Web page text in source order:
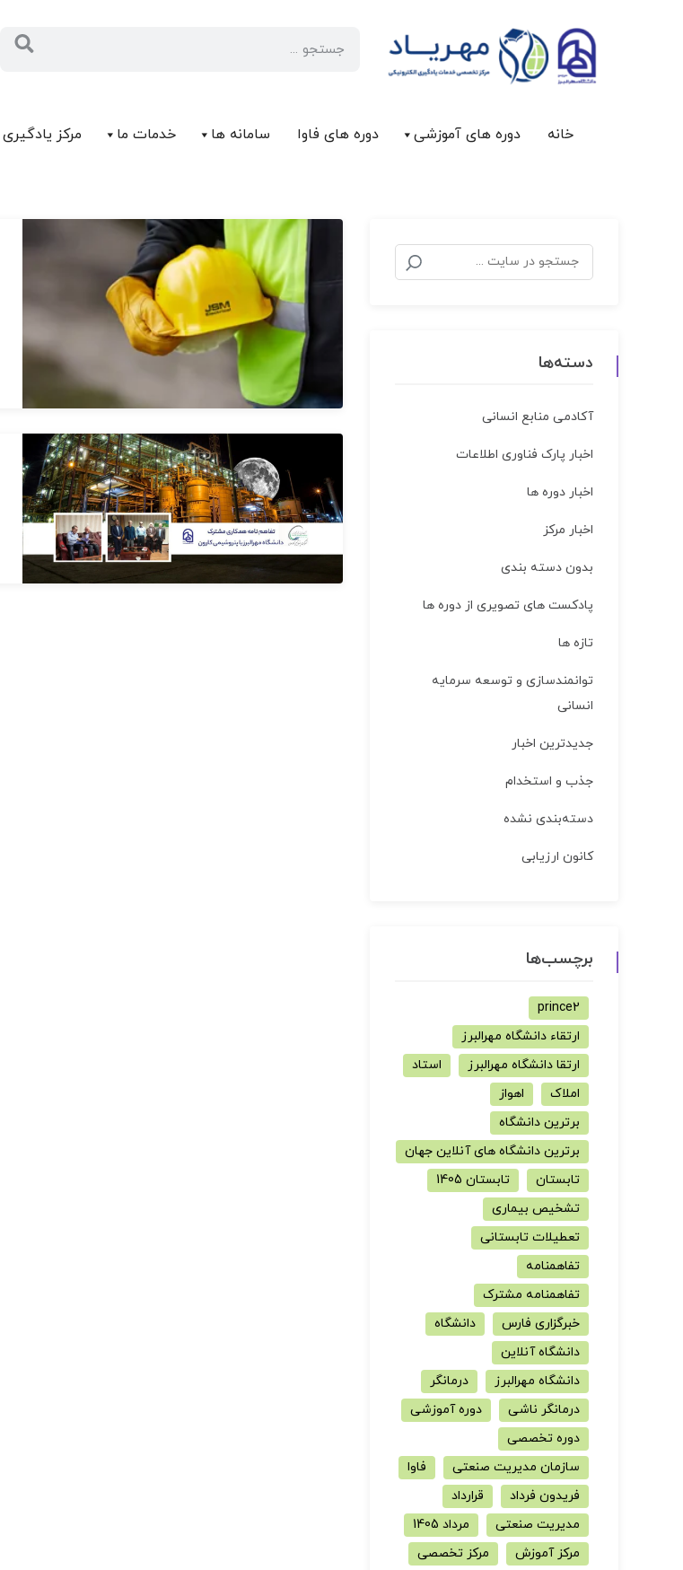
خانه دوره های آموزشی دوره های فاوا سامانه ها خدمات ما مرکز يادگیری
دسته‌ها
آکادمی منابع انسانی
اخبار پارک فناوری اطلاعات
اخبار دوره ها
اخبار مركز
بدون دسته بندی
پادکست های تصویری از دوره ها
تازه ها
توانمندسازی و توسعه سرمایه
انسانی
جدیدترین اخبار
جذب و استخدام
دسته‌بندی نشده
کانون ارزیابی
برچسب‌ها
prince2
ارتقاء دانشگاه مهرالبرز
ارتقا دانشگاه مهرالبرز
استاد
املاک
اهواز
برترین دانشگاه
برترین دانشگاه های آنلاین جهان
تابستان
تابستان 1405
تشخیص بیماری
تعطیلات تابستانی
تفاهمنامه
تفاهمنامه مشترک
خبرگزاری فارس
دانشگاه
دانشگاه آنلاین
دانشگاه مهرالبرز
درمانگر
درمانگر ناشی
دوره آموزشی
دوره تخصصی
سازمان مدیریت صنعتی
فاوا
فریدون فرداد
قرارداد
مدیریت صنعتی
مرداد 1405
مرکز آموزش
مرکز تخصصی